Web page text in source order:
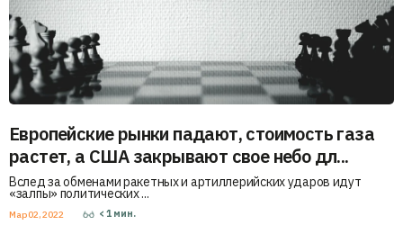
Европейские рынки падают, стоимость газа
растет, а США закрывают свое небо дл...
Вслед за обменами ракетных и артиллерийских ударов идут
«залпы» политических ...
Мар 02, 2022 < 1 мин.